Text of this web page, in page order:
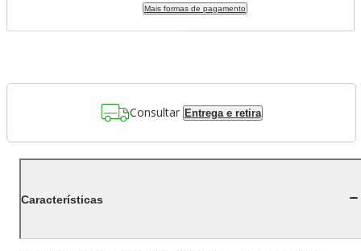
Mais formas de pagamento
Consultar Entrega e retira
Características